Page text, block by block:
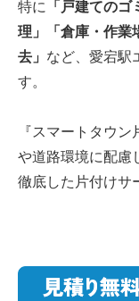
特に
「戸建ての
理」「倉庫・作業
去」 など、愛宕駅
す。
『スマートタウ
や道路環境に配慮
徹底した片付けサ